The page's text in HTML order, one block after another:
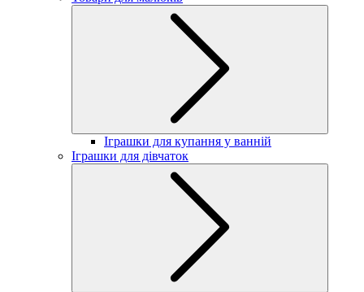
Іграшки для купання у ванній
Іграшки для дівчаток